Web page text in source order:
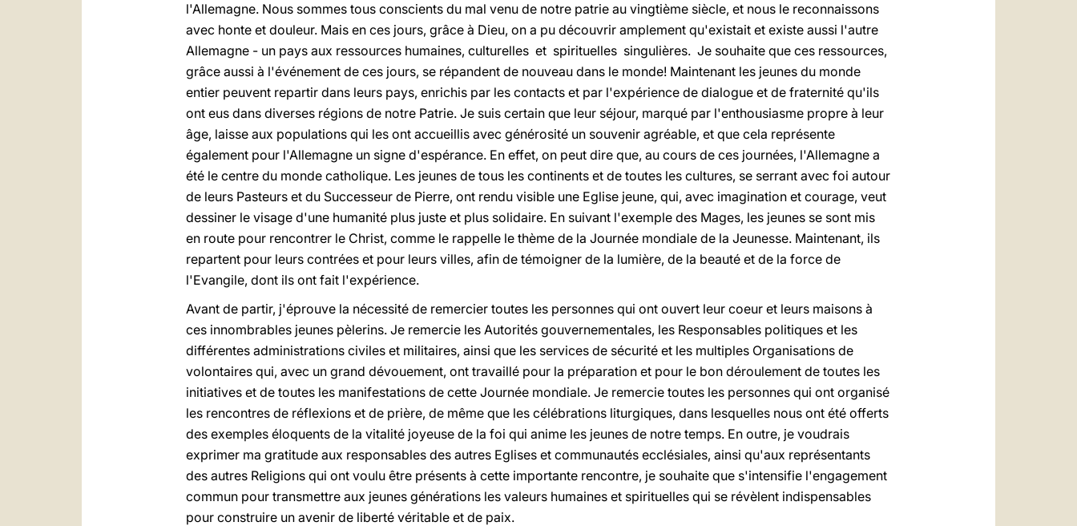
l'Allemagne. Nous sommes tous conscients du mal venu de notre patrie au vingtième siècle, et nous le reconnaissons
avec honte et douleur. Mais en ces jours, grâce à Dieu, on a pu découvrir amplement qu'existait et existe aussi l'autre
Allemagne - un pays aux ressources humaines, culturelles et spirituelles singulières. Je souhaite que ces ressources,
grâce aussi à l'événement de ces jours, se répandent de nouveau dans le monde! Maintenant les jeunes du monde
entier peuvent repartir dans leurs pays, enrichis par les contacts et par l'expérience de dialogue et de fraternité qu'ils
ont eus dans diverses régions de notre Patrie. Je suis certain que leur séjour, marqué par l'enthousiasme propre à leur
âge, laisse aux populations qui les ont accueillis avec générosité un souvenir agréable, et que cela représente
également pour l'Allemagne un signe d'espérance. En effet, on peut dire que, au cours de ces journées, l'Allemagne a
été le centre du monde catholique. Les jeunes de tous les continents et de toutes les cultures, se serrant avec foi autour
de leurs Pasteurs et du Successeur de Pierre, ont rendu visible une Eglise jeune, qui, avec imagination et courage, veut
dessiner le visage d'une humanité plus juste et plus solidaire. En suivant l'exemple des Mages, les jeunes se sont mis
en route pour rencontrer le Christ, comme le rappelle le thème de la Journée mondiale de la Jeunesse. Maintenant, ils
repartent pour leurs contrées et pour leurs villes, afin de témoigner de la lumière, de la beauté et de la force de
l'Evangile, dont ils ont fait l'expérience.
Avant de partir, j'éprouve la nécessité de remercier toutes les personnes qui ont ouvert leur coeur et leurs maisons à
ces innombrables jeunes pèlerins. Je remercie les Autorités gouvernementales, les Responsables politiques et les
différentes administrations civiles et militaires, ainsi que les services de sécurité et les multiples Organisations de
volontaires qui, avec un grand dévouement, ont travaillé pour la préparation et pour le bon déroulement de toutes les
initiatives et de toutes les manifestations de cette Journée mondiale. Je remercie toutes les personnes qui ont organisé
les rencontres de réflexions et de prière, de même que les célébrations liturgiques, dans lesquelles nous ont été offerts
des exemples éloquents de la vitalité joyeuse de la foi qui anime les jeunes de notre temps. En outre, je voudrais
exprimer ma gratitude aux responsables des autres Eglises et communautés ecclésiales, ainsi qu'aux représentants
des autres Religions qui ont voulu être présents à cette importante rencontre, je souhaite que s'intensifie l'engagement
commun pour transmettre aux jeunes générations les valeurs humaines et spirituelles qui se révèlent indispensables
pour construire un avenir de liberté véritable et de paix.